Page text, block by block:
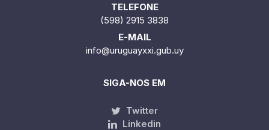
TELEFONE
(598) 2915 3838
E-MAIL
info@uruguayxxi.gub.uy
SIGA-NOS EM
Twitter
Linkedin